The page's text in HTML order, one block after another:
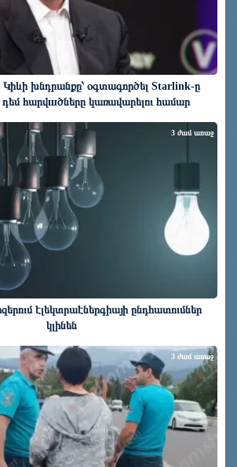
Կիևի խնդրանքը՝ օգտագործել Starlink-ը
հարվшծները կառավարելու համար
էլեկտրաէներգիայի ընդհատումներ
կլինեն
3 ժամ առաջ
3 ժամ առաջ